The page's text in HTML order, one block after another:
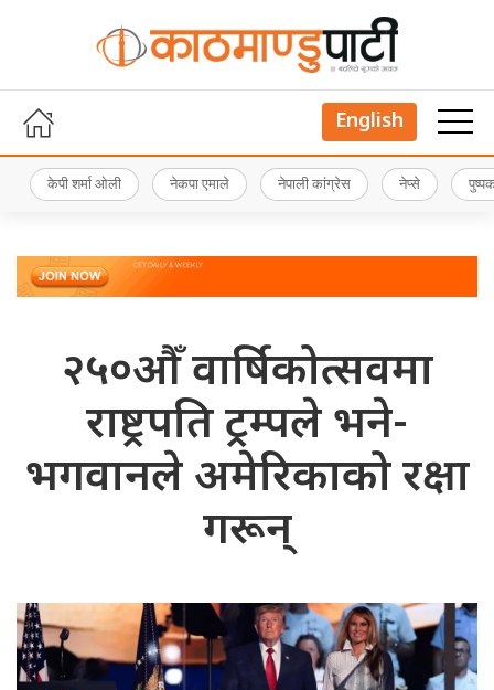
English
केपी शर्मा ओली नेकपा एमाले नेपाली कांग्रेस नेप्से
२५०औँ वार्षिकोत्सवमा
राष्ट्रपति ट्रम्पले भने-
भगवानले अमेरिकाको रक्षा
गरून्